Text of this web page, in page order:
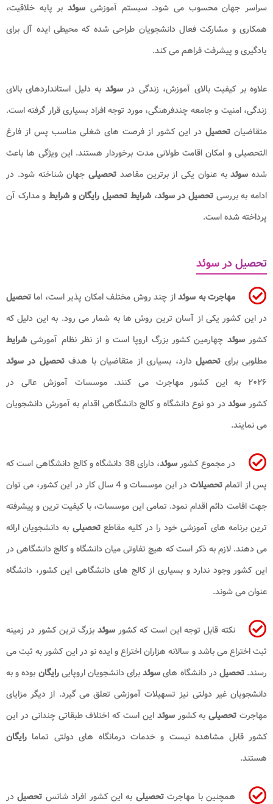
سراسر جهان محسوب می شود. سیستم آموزشی سوئد بر پایه خلاقیت،
همکاری و مشارکت فعال دانشجویان طراحی شده که محیطی ایده آل برای
یادگیری و پیشرفت فراهم می کند.
علاوه بر کیفیت بالای آموزش، زندگی درسوئد به دلیل استانداردهای بالای
زندگی، امنیت و جامعه چندفرهنگی، مورد توجه افراد بسیاری قرار گرفته است.
متقاضیان تحصیلدر این کشور از فرصت های شغلی مناسب پس از فارغ
التحصیلی و امکان اقامت طولانی مدت برخوردار هستند. این ویژگی ها باعث
شده سوئدبه عنوان یکی از برترین مقاصد تحصیلی جهان شناخته شود. در
ادامه به بررسیتحصیل در سوئد،شرایط تحصیل رایگان و شرایطو مدارک آن
پرداخته شده است.
تحصیل در سوئد
مهاجرت به سوئداز چند روش مختلف امکان پذیر است، اما تحصیل
در این کشور یکی از آسان ترین روش ها به شمار می رود. به این دلیل که
کشورسوئد چهارمین کشور بزرگ اروپا است و از نظر نظام آمورشی شرایط
مطلوبی برای تحصیلدارد، بسیاری از متقاضیان با هدفتحصیل در سوئد
۲۰۲۶ به این کشور مهاجرت می کنند. موسسات آموزش عالی در
کشور سوئددر دو نوع دانشگاه و کالج دانشگاهی اقدام به آمورش دانشجویان
می نمایند.
در مجموع کشورسوئد
، دارای 38 دانشگاه و کالج دانشگاهی است که
پس از اتمامتحصیلات
در این موسسات و 4 سال کار در این کشور، می توان
جهت اقامت دائم اقدام نمود. تمامی این موسسات، با کیفیت ترین و پیشرفته
ترین برنامه های آموزشی خود را در کلیه مقاطعتحصیلی به دانشجویان ارائه
می دهند. لازم به ذکر است که هیچ تفاوتی میان دانشگاه و کالج دانشگاهی در
این کشور وجود ندارد و بسیاری از کالج های دانشگاهی این کشور، دانشگاه
عنوان می شوند.
نکته قابل توجه این است که کشور سوئد بزرگ ترین کشور در زمینه
ثبت اختراع می باشد و سالانه هزاران اختراع و ایده نو در این کشور به ثبت می
رسند. تحصیلدر دانشگاه هایسوئدبرای دانشجویان اروپاییرایگان بوده و به
دانشجویان غیر دولتی نیز تسهیلات آموزشی تعلق می گیرد. از دیگر مزایای
مهاجرتتحصیلیبه کشورسوئداین است که اختلاف طبقاتی چندانی در این
کشور قابل مشاهده نیست و خدمات درمانگاه های دولتی تماما رایگان
هستند.
همچنین با مهاجرتتحصیلی به این کشور افراد شانس تحصیلدر